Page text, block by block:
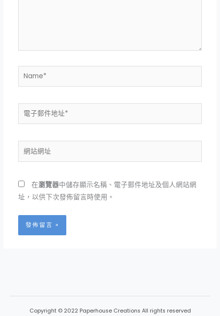
Name*
電
子
*
址
在瀏覽器中儲存顯示名稱、電子郵件地址及個人網站網
址，以供下次發佈留言時使用。
Copyright © 2022 Paperhouse Creations All rights reserved